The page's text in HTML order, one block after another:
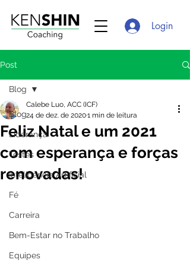
Login
Post
Blog
Liderança
Testes
Inteligência Artificial
Fé
Carreira
Bem-Estar no Trabalho
Equipes
Blog
Feliz Natal e um 2021
com esperança e forças
renovadas!
Calebe Luo, ACC (ICF)
24 de dez. de 20201 min de leitura